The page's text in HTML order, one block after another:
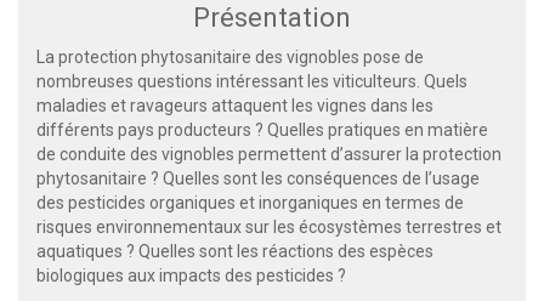
Présentation
La protection phytosanitaire des vignobles pose de
nombreuses questions intéressant les viticulteurs. Quels
maladies et ravageurs attaquent les vignes dans les
différents pays producteurs ? Quelles pratiques en matière
de conduite des vignobles permettent d’assurer la protection
phytosanitaire ? Quelles sont les conséquences de l’usage
des pesticides organiques et inorganiques en termes de
risques environnementaux sur les écosystèmes terrestres et
aquatiques ? Quelles sont les réactions des espèces
biologiques aux impacts des pesticides ?